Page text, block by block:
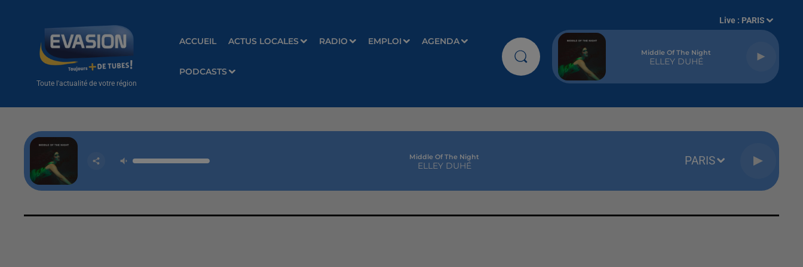
Toute l'actualité de votre région
ACCUEIL ACTUS LOCALES RADIO EMPLOI AGENDA
PODCASTS
Live : PARIS
Middle Of The Night
ELLEY DUHÉ
Middle Of The Night
ELLEY DUHÉ PARIS